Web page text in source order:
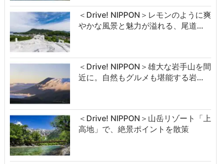
＜Drive! NIPPON＞レモンのように爽
やかな風景と魅力が溢れる、尾道…
＜Drive! NIPPON＞雄大な岩手山を間
近に。自然もグルメも堪能する岩…
＜Drive! NIPPON＞山岳リゾート「上
高地」で、絶景ポイントを散策